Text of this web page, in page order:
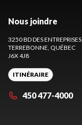
Nous joindre
3250 BD DES ENTREPRISES
TERREBONNE, QUÉBEC
J6X 4J8
ITINÉRAIRE
450 477-4000